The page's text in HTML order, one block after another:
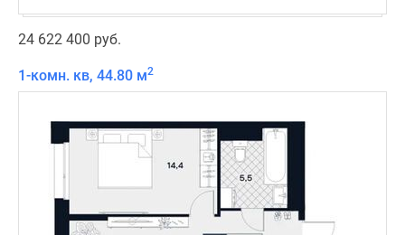
24 622 400 руб.
1-комн. кв, 44.80 м2